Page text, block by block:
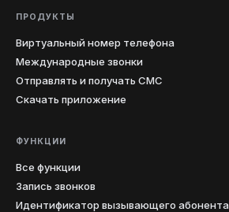
ПРОДУКТЫ
Виртуальный номер телефона
Международные звонки
Отправлять и получать СМС
Скачать приложение
ФУНКЦИИ
Все функции
Запись звонков
Идентификатор вызывающего абонента